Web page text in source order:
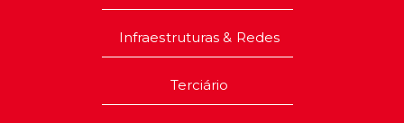
Infraestruturas & Redes
Terciário